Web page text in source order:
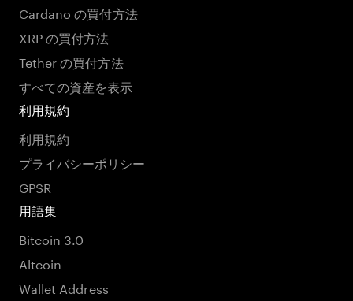
Cardano の買付方法
XRP の買付方法
Tether の買付方法
すべての資産を表示
利用規約
利用規約
プライバシーポリシー
GPSR
用語集
Bitcoin 3.0
Altcoin
Wallet Address